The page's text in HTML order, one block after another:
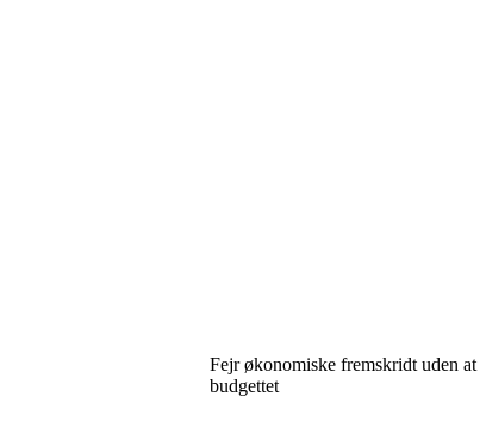
Fejr økonomiske fremskridt uden
budgettet